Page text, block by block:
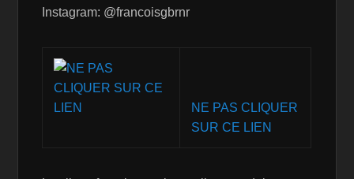
Instagram: @francoisgbrnr
NE PAS CLIQUER
SUR CE LIEN